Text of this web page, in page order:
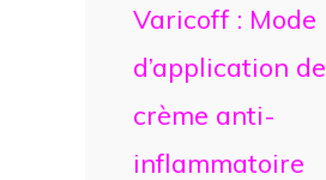
Varicoff : Mode
d’application de
crème anti-
inflammatoire